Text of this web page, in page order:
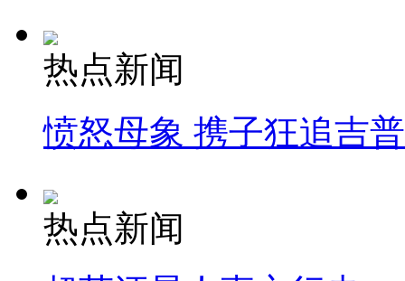
热点新闻
愤怒母象 携子狂追吉
热点新闻